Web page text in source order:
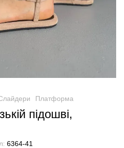
Платформа
підошві,
6364-41